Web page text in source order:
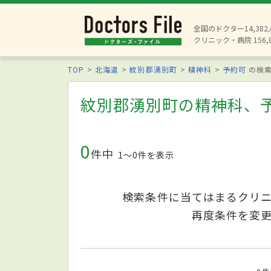
全国のドクター14,382
クリニック・病院
TOP 北海道 紋別郡湧別町 精神科 予約可 の検
紋別郡湧別町の精神科、
0件中 1〜0件を表示
検索条件に当てはまるクリ
再度条件を変